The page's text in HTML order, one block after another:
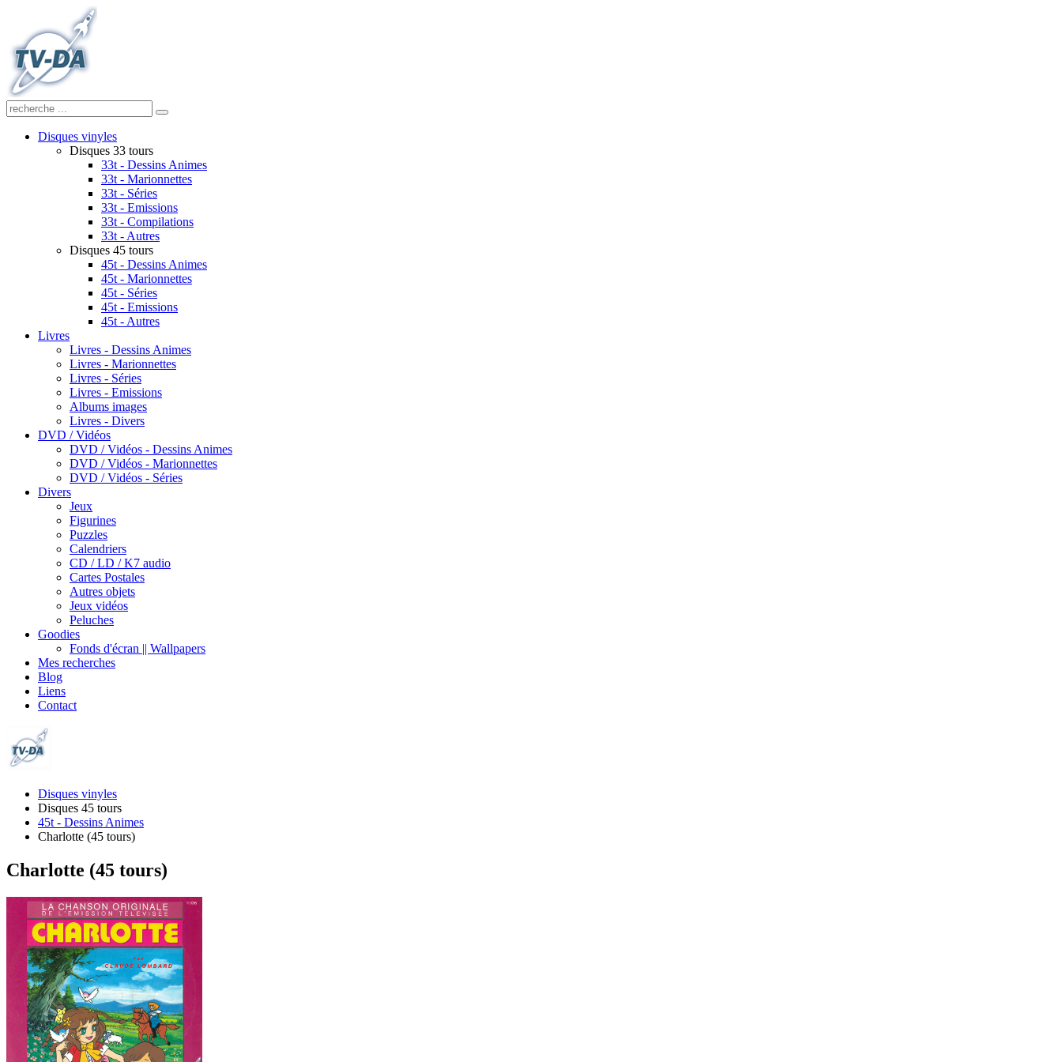
Disques vinyles
Disques 33 tours
33t - Dessins Animes
33t - Marionnettes
33t - Séries
33t - Emissions
33t - Compilations
33t - Autres
Disques 45 tours
45t - Dessins Animes
45t - Marionnettes
45t - Séries
45t - Emissions
45t - Autres
Livres
Livres - Dessins Animes
Livres - Marionnettes
Livres - Séries
Livres - Emissions
Albums images
Livres - Divers
DVD / Vidéos
DVD / Vidéos - Dessins Animes
DVD / Vidéos - Marionnettes
DVD / Vidéos - Séries
Divers
Jeux
Figurines
Puzzles
Calendriers
CD / LD / K7 audio
Cartes Postales
Autres objets
Jeux vidéos
Peluches
Goodies
Fonds d'écran || Wallpapers
Mes recherches
Blog
Liens
Contact
Disques vinyles
Disques 45 tours
45t - Dessins Animes
Charlotte (45 tours)
Charlotte (45 tours)